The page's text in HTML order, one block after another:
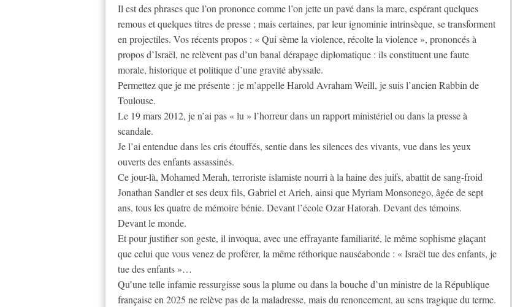
Il est des phrases que l’on prononce comme l’on jette un pavé dans la mare, espérant quelques
remous et quelques titres de presse ; mais certaines, par leur ignominie intrinsèque, se transforment
en projectiles. Vos récents propos : « Qui sème la violence, récolte la violence », prononcés à
propos d’Israël, ne relèvent pas d’un banal dérapage diplomatique : ils constituent une faute
morale, historique et politique d’une gravité abyssale.
Permettez que je me présente : je m’appelle Harold Avraham Weill, je suis l’ancien Rabbin de
Toulouse.
Le 19 mars 2012, je n’ai pas « lu » l’horreur dans un rapport ministériel ou dans la presse à
scandale.
Je l’ai entendue dans les cris étouffés, sentie dans les silences des vivants, vue dans les yeux
ouverts des enfants assassinés.
Ce jour-là, Mohamed Merah, terroriste islamiste nourri à la haine des juifs, abattit de sang-froid
Jonathan Sandler et ses deux fils, Gabriel et Arieh, ainsi que Myriam Monsonego, âgée de sept
ans, tous les quatre de mémoire bénie. Devant l’école Ozar Hatorah. Devant des témoins.
Devant le monde.
Et pour justifier son geste, il invoqua, avec une effrayante familiarité, le même sophisme glaçant
que celui que vous venez de proférer, la même réthorique nauséabonde : « Israël tue des enfants, je
tue des enfants »…
Qu’une telle infamie ressurgisse sous la plume ou dans la bouche d’un ministre de la République
française en 2025 ne relève pas de la maladresse, mais du renoncement, au sens tragique du terme.